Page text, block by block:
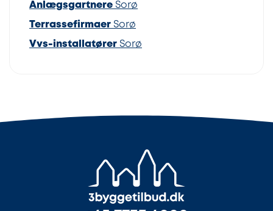
Anlægsgartnere Sorø
Terrassefirmaer Sorø
Vvs-installatører Sorø